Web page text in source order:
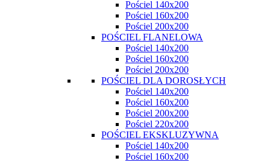
Pościel 140x200
Pościel 160x200
Pościel 200x200
POŚCIEL FLANELOWA
Pościel 140x200
Pościel 160x200
Pościel 200x200
POŚCIEL DLA DOROSŁYCH
Pościel 140x200
Pościel 160x200
Pościel 200x200
Pościel 220x200
POŚCIEL EKSKLUZYWNA
Pościel 140x200
Pościel 160x200